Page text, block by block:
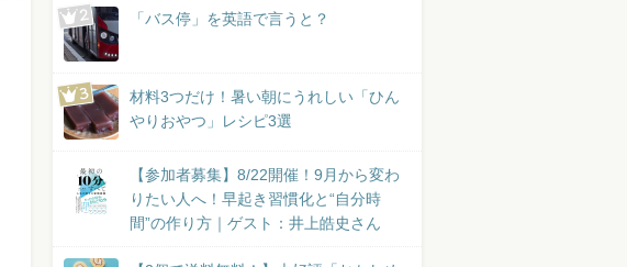
「バス停」を英語で言うと？
材料3つだけ！暑い朝にうれしい「ひん
やりおやつ」レシピ3選
【参加者募集】8/22開催！9月から変わ
りたい人へ！早起き習慣化と“自分時
間”の作り方｜ゲスト：井上皓史さん